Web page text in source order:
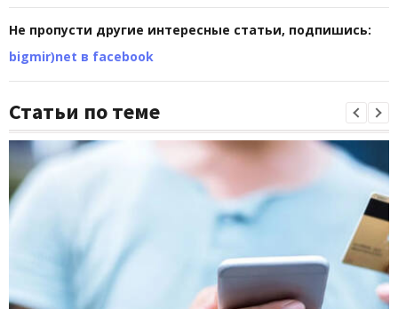
Не пропусти другие интересные статьи, подпишись:
bigmir)net в facebook
Статьи по теме